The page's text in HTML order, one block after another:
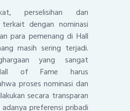
perselisihan dan
dengan nominasi
para pemenang di Hall
masih sering terjadi.
yang sangat
of Fame harus
proses nominasi dan
secara transparan
preferensi pribadi